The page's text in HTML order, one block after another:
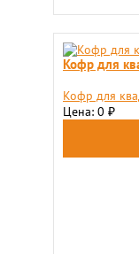
Кофр для
Кофр для
Цена: 0 ₽